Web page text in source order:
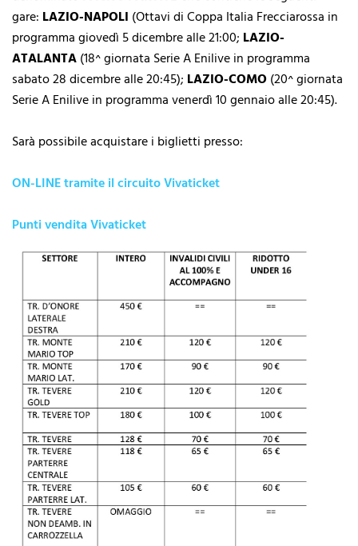
gare: LAZIO-NAPOLI (Ottavi diCoppa Italia Frecciarossa in
programma giovedì 5 dicembre alle 21:00; LAZIO-
ATALANTA(18^ giornata Serie A Enilive in programma
sabato 28dicembre alle 20:45); LAZIO-COMO(20^ giornata
Serie A Enilive in programma venerdì 10 gennaio alle 20:45).
Sarà possibile acquistare i biglietti presso:
ON-LINE tramite il circuito Vivaticket
Punti vendita Vivaticket